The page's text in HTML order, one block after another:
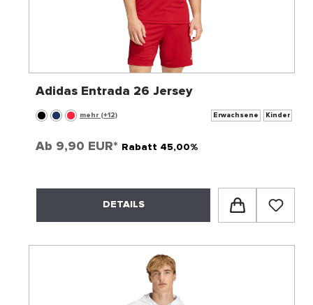
Adidas Entrada 26 Jersey
mehr (+12) Erwachsene Kinder
Ab 9,90 EUR* Rabatt 45,00%
DETAILS